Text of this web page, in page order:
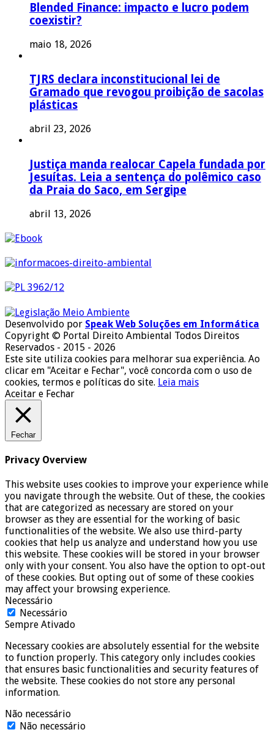
Blended Finance: impacto e lucro podem
coexistir?
maio 18, 2026
TJRS declara inconstitucional lei de
Gramado que revogou proibição de sacolas
plásticas
abril 23, 2026
Justiça manda realocar Capela fundada por
Jesuítas. Leia a sentença do polêmico caso
da Praia do Saco, em Sergipe
abril 13, 2026
Desenvolvido por Speak Web Soluções em Informática
Copyright © Portal Direito Ambiental Todos Direitos
Reservados - 2015 - 2026
Este site utiliza cookies para melhorar sua experiência. Ao
clicar em "Aceitar e Fechar", você concorda com o uso de
cookies, termos e políticas do site. Leia mais
Aceitar e Fechar
Fechar
Privacy Overview
This website uses cookies to improve your experience while
you navigate through the website. Out of these, the cookies
that are categorized as necessary are stored on your
browser as they are essential for the working of basic
functionalities of the website. We also use third-party
cookies that help us analyze and understand how you use
this website. These cookies will be stored in your browser
only with your consent. You also have the option to opt-out
of these cookies. But opting out of some of these cookies
may affect your browsing experience.
Necessário
Necessário
Sempre Ativado
Necessary cookies are absolutely essential for the website
to function properly. This category only includes cookies
that ensures basic functionalities and security features of
the website. These cookies do not store any personal
information.
Não necessário
Não necessário